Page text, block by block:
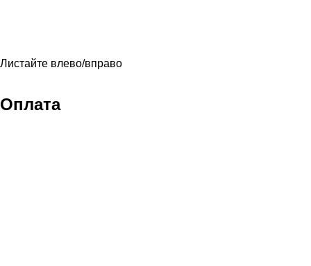
Листайте влево/вправо
Оплата